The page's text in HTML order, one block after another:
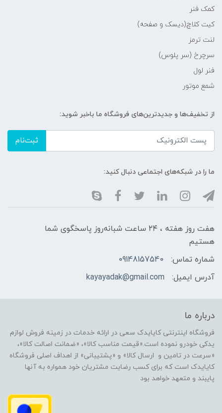
کمک فنر
کیت کلاچ(دیسک و صفحه)
لنت ترمز
سرچرخ (سر پلوس)
فنر لول
شمع موتور
از تخفیف‌ها و جدیدترین‌های فروشگاه ما باخبر شوید:
ثبت‌نام
ما را در شبکه‌های اجتماعی دنبال کنید:
هفت روز هفته ، ۲۴ ساعت شبانه‌روز پاسخگوی شما
هستیم
شماره تماس:
09148157540
آدرس ایمیل:
kayayadak@gmail.com
درباره ما
فروشگاه اینترنتی کایایدک سعی در ارائه خدمات در زمینه فروش لوازم
یدکی خودرو نموده است.«قیمت مناسب کالا»، «ضمانت اصالت کالا»،
«سرعت در تامین و ارسال کالا» و «پشتیبانی» از اهداف اصلی فروشگاه
کایایدک است که برای کسب رضایت مشتریان خود همواره به آنها
پایبند و متعهد خواهد بود